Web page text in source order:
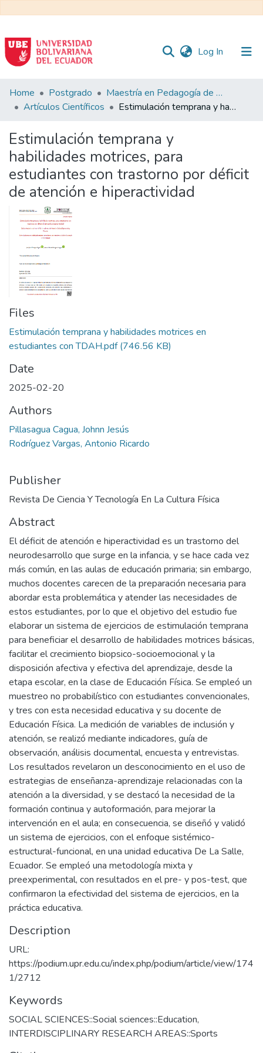
Log In (current)
Communities
&
All of DSpace
Statistics
Home Postgrado
Maestría en Pedagogía de la Cultura Física - Mención en Educación Física Inclusiva
Artículos Científicos
Estimulación temprana y habilidades motrices, para estudiantes con trastorno por déficit de atención e hiperactividad
Estimulación temprana y
habilidades motrices, para
estudiantes con trastorno por déficit
de atención e hiperactividad
Files
Estimulación temprana y habilidades motrices en
estudiantes con TDAH.pdf(746.56 KB)
Date
2025-02-20
Authors
Pillasagua Cagua, Johnn Jesús
Rodríguez Vargas, Antonio Ricardo
Publisher
Revista De Ciencia Y Tecnología En La Cultura Física
Abstract
El déficit de atención e hiperactividad es un trastorno del
neurodesarrollo que surge en la infancia, y se hace cada vez
más común, en las aulas de educación primaria; sin embargo,
muchos docentes carecen de la preparación necesaria para
abordar esta problemática y atender las necesidades de
estos estudiantes, por lo que el objetivo del estudio fue
elaborar un sistema de ejercicios de estimulación temprana
para beneficiar el desarrollo de habilidades motrices básicas,
facilitar el crecimiento biopsico-socioemocional y la
disposición afectiva y efectiva del aprendizaje, desde la
etapa escolar, en la clase de Educación Física. Se empleó un
muestreo no probabilístico con estudiantes convencionales,
y tres con esta necesidad educativa y su docente de
Educación Física. La medición de variables de inclusión y
atención, se realizó mediante indicadores, guía de
observación, análisis documental, encuesta y entrevistas.
Los resultados revelaron un desconocimiento en el uso de
estrategias de enseñanza-aprendizaje relacionadas con la
atención a la diversidad, y se destacó la necesidad de la
formación continua y autoformación, para mejorar la
intervención en el aula; en consecuencia, se diseñó y validó
un sistema de ejercicios, con el enfoque sistémico-
estructural-funcional, en una unidad educativa De La Salle,
Ecuador. Se empleó una metodología mixta y
preexperimental, con resultados en el pre- y pos-test, que
confirmaron la efectividad del sistema de ejercicios, en la
práctica educativa.
Description
URL:
https://podium.upr.edu.cu/index.php/podium/article/view/174
1/2712
Keywords
SOCIAL SCIENCES::Social sciences::Education,
INTERDISCIPLINARY RESEARCH AREAS::Sports